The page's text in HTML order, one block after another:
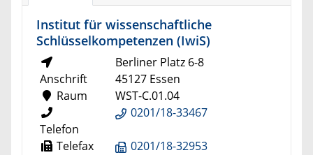
Institut für wissenschaftliche
Schlüsselkompetenzen (IwiS)
Anschrift
Berliner Platz 6-8
45127 Essen
Raum
WST-C.01.04
Telefon
0201/18-33467
Telefax
0201/18-32953